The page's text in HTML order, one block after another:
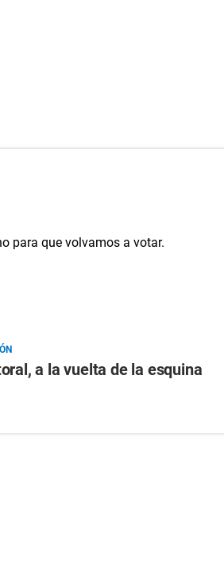
a la vuelta de la esquina